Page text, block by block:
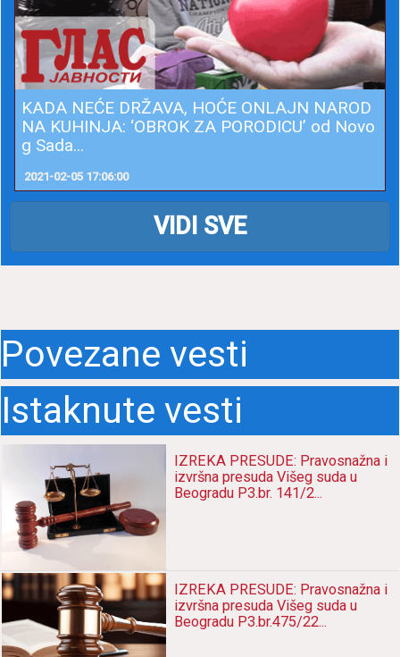
KADA NEĆE DRŽAVA, HOĆE ONLAJN NAROD
NA KUHINJA: ‘OBROK ZA PORODICU’ od Novo
g Sada...
2021-02-05 17:06:00
VIDI SVE
Povezane vesti
Istaknute vesti
IZREKA PRESUDE: Pravosnažna i
izvršna presuda Višeg suda u
Beogradu P3.br. 141/2...
IZREKA PRESUDE: Pravosnažna i
izvršna presuda Višeg suda u
Beogradu P3.br.475/22...